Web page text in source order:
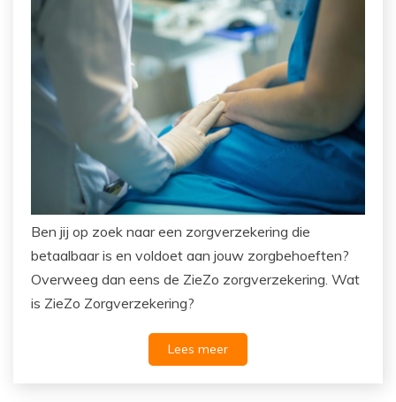
Ben jij op zoek naar een zorgverzekering die
betaalbaar is en voldoet aan jouw zorgbehoeften?
Overweeg dan eens de ZieZo zorgverzekering. Wat
is ZieZo Zorgverzekering?
Lees meer